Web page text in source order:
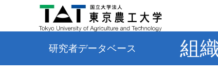
研究者データベース 組